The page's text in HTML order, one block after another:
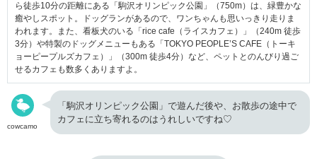
ら徒歩10分の距離にある「駒沢オリンピック公園」（750m）は、緑豊かな
癒やしスポット。ドッグランがあるので、ワンちゃんも思いっきり走りま
われます。また、看板犬のいる「rice cafe（ライスカフェ）」（240m 徒歩
3分）や特製のドッグメニューもある「TOKYO PEOPLE’S CAFE（トーキ
ョーピープルズカフェ）」（300m 徒歩4分）など、ペットとのんびり過ご
せるカフェも数多くありますよ。
cowcamo
「駒沢オリンピック公園」で遊んだ後や、お散歩の途中で
カフェに立ち寄れるのはうれしいですね♡